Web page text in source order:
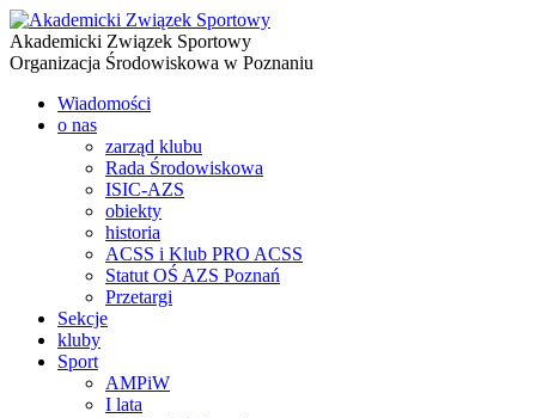
Akademicki Związek Sportowy
Organizacja Środowiskowa w Poznaniu
Wiadomości
o nas
zarząd klubu
Rada Środowiskowa
ISIC-AZS
obiekty
historia
ACSS i Klub PRO ACSS
Statut OŚ AZS Poznań
Przetargi
Sekcje
kluby
Sport
AMPiW
I lata